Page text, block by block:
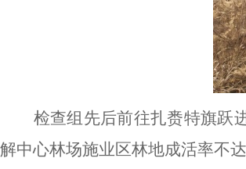
检查组先后前往扎赉特旗跃
解中心林场施业区林地成活率不